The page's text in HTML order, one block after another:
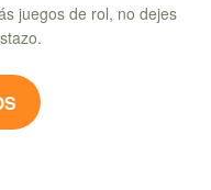
juegos de rol, no dejes